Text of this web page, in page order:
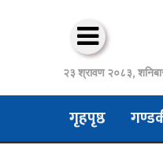
२३ श्रावण २०८३,
गृहपृष्ठ